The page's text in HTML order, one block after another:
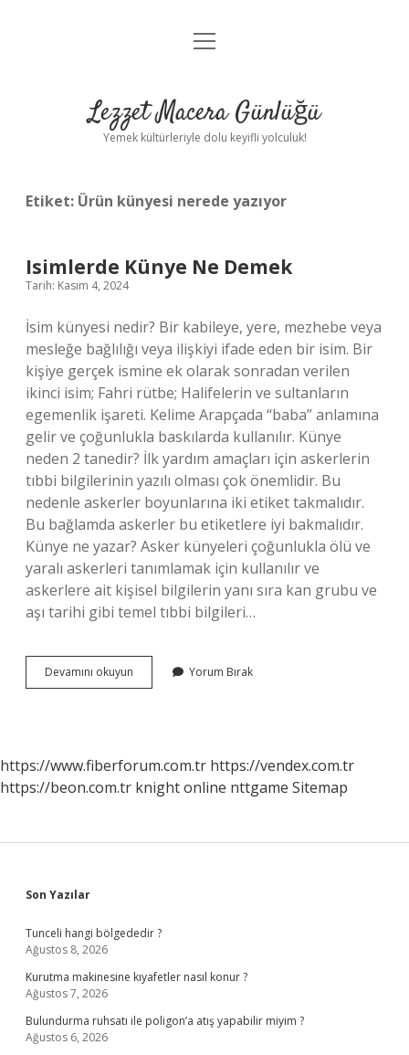
Anasayfa
Yasal Uyarı
menüyü
Lezzet Macera Günlüğü
Yemek kültürleriyle dolu keyifli yolculuk!
Etiket: Ürün künyesi nerede yazıyor
Isimlerde Künye Ne Demek
Tarih: Kasım 4, 2024
İsim künyesi nedir? Bir kabileye, yere, mezhebe veya
mesleğe bağlılığı veya ilişkiyi ifade eden bir isim. Bir
kişiye gerçek ismine ek olarak sonradan verilen
ikinci isim; Fahri rütbe; Halifelerin ve sultanların
egemenlik işareti. Kelime Arapçada “baba” anlamına
gelir ve çoğunlukla baskılarda kullanılır. Künye
neden 2 tanedir? İlk yardım amaçları için askerlerin
tıbbi bilgilerinin yazılı olması çok önemlidir. Bu
nedenle askerler boyunlarına iki etiket takmalıdır.
Bu bağlamda askerler bu etiketlere iyi bakmalıdır.
Künye ne yazar? Asker künyeleri çoğunlukla ölü ve
yaralı askerleri tanımlamak için kullanılır ve
askerlere ait kişisel bilgilerin yanı sıra kan grubu ve
aşı tarihi gibi temel tıbbi bilgileri…
Devamını okuyun Isimlerde
Künye
Yorum Bırak
https://www.fiberforum.com.tr https://vendex.com.tr
https://beon.com.tr knight online nttgame Sitemap
Sidebar
Son Yazılar
Tunceli hangi bölgededir ?
Ağustos 8, 2026
Kurutma makinesine kıyafetler nasıl konur ?
Ağustos 7, 2026
Bulundurma ruhsatı ile poligon’a atış yapabilir miyim ?
Ağustos 6, 2026